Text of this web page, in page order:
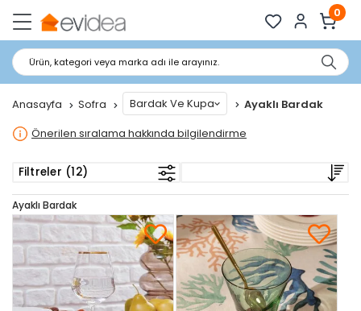
0
Ürün, kategori veya marka adı ile arayınız.
Anasayfa Sofra Bardak Ve Kupa Ayaklı Bardak
Önerilen sıralama hakkında bilgilendirme
Filtreler (12)
Ayaklı Bardak